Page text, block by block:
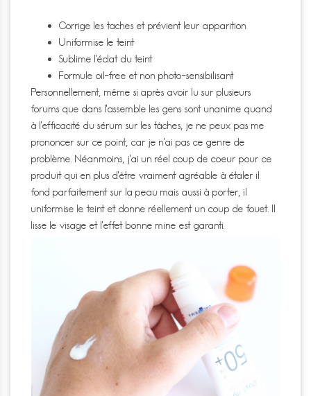
Corrige les taches et prévient leur apparition
Uniformise le teint
Sublime l’éclat du teint
Formule oil-free et non photo-sensibilisant
Personnellement, même si après avoir lu sur plusieurs
forums que dans l’assemble les gens sont unanime quand
à l’efficacité du sérum sur les tâches, je ne peux pas me
prononcer sur ce point, car je n’ai pas ce genre de
problème. Néanmoins, j’ai un réel coup de coeur pour ce
produit qui en plus d’être vraiment agréable à étaler il
fond parfaitement sur la peau mais aussi à porter, il
uniformise le teint et donne réellement un coup de fouet. Il
lisse le visage et l’effet bonne mine est garanti.